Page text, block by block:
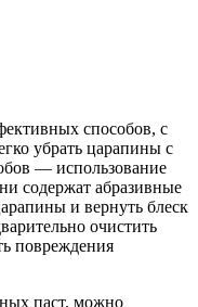
способов, с
убрать царапины с
— использование
содержат абразивные
и вернуть блеск
очистить
повреждения
паст, можно